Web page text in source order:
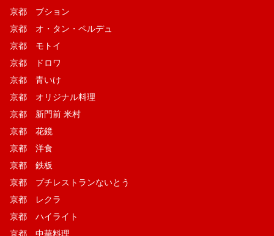
京都 ブション
京都 オ・タン・ペルデュ
京都 モトイ
京都 ドロワ
京都 青いけ
京都 オリジナル料理
京都 新門前 米村
京都 花鏡
京都 洋食
京都 鉄板
京都 プチレストランないとう
京都 レクラ
京都 ハイライト
京都 中華料理